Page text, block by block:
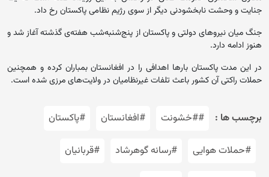
جنایت و وحشت نابخشودنی دیگر از سوی رژیم نظامی پاکستان رخ داد.
جنگ میان نیروهای دولتی و پاکستان از پنج‌شنبه‌شب هفته‌ی گذشته آغاز شد و
هنوز ادامه دارد.
در این مدت پاکستان بارها اهدافی را در افغانستان بمباران کرده و همچنین
حملات راکتی آن کشور باعث تلفات غیرنظامیان در ولایت‌های مرزی شده است‌.
برچسب ها : ##خشونت #افغانستان #پاکستان
#حملات هوایی #رسانه گوهرشاد #قربانیان